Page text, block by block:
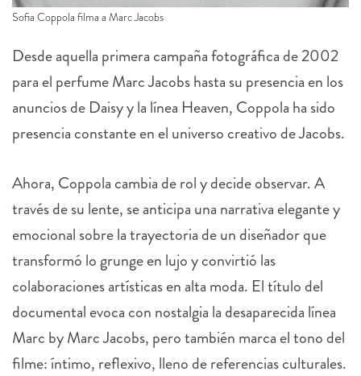
Sofia Coppola filma a Marc Jacobs
Desde aquella primera campaña fotográfica de 2002
para el perfume Marc Jacobs hasta su presencia en los
anuncios de Daisy y la línea Heaven, Coppola ha sido
presencia constante en el universo creativo de Jacobs.
Ahora, Coppola cambia de rol y decide observar. A
través de su lente, se anticipa una narrativa elegante y
emocional sobre la trayectoria de un diseñador que
transformó lo grunge en lujo y convirtió las
colaboraciones artísticas en alta moda. El título del
documental evoca con nostalgia la desaparecida línea
Marc by Marc Jacobs, pero también marca el tono del
filme: íntimo, reflexivo, lleno de referencias culturales.